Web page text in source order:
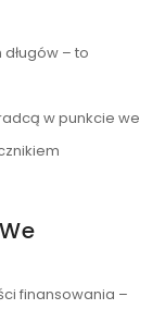
– to
w punkcie we
finansowania –